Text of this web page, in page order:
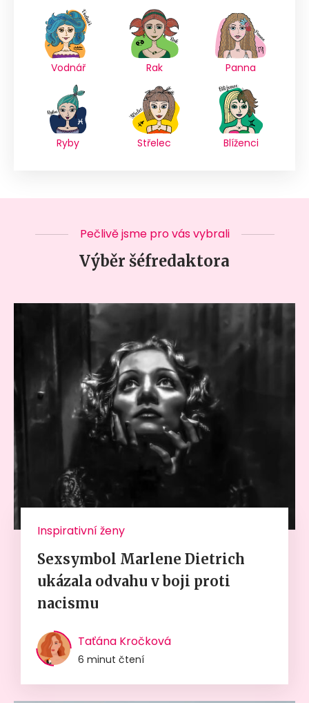
Vodnář Rak Panna
Ryby Střelec Blíženci
Pečlivě jsme pro vás vybrali
Výběr šéfredaktora
Inspirativní ženy
Sexsymbol Marlene Dietrich
ukázala odvahu v boji proti
nacismu
Taťána Kročková
6 minut čtení